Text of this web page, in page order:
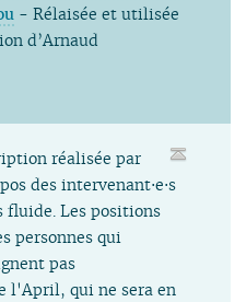
- Rélaisée et utilisée
d’Arnaud
réalisée par
des intervenant⋅e⋅s
fluide. Les positions
personnes qui
pas
l'April, qui ne sera en